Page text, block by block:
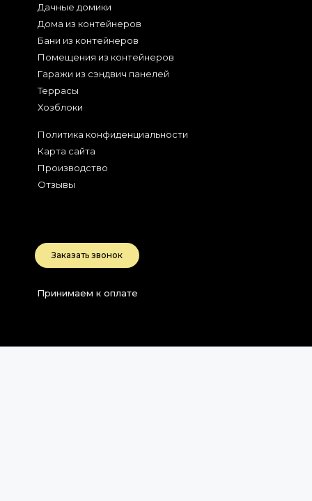
Дачные домики
Дома из контейнеров
Бани из контейнеров
Помещения из контейнеров
Гаражи из сэндвич панелей
Террасы
Хозблоки
Политика конфиденциальности
Карта сайта
Производство
Отзывы
Заказать звонок
Принимаем к оплате